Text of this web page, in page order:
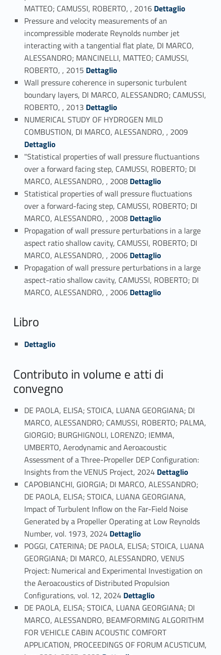
MATTEO; CAMUSSI, ROBERTO, , 2016 Link identifier #identifier_person_50045-19
Dettaglio
Pressure and velocity measurements of an
incompressible moderate Reynolds number jet
interacting with a tangential flat plate, DI MARCO,
ALESSANDRO; MANCINELLI, MATTEO; CAMUSSI,
ROBERTO, , 2015 Link identifier #identifier_person_79679-20
Dettaglio
Wall pressure coherence in supersonic turbulent
boundary layers, DI MARCO, ALESSANDRO; CAMUSSI,
ROBERTO, , 2013 Link identifier #identifier_person_86682-21
Dettaglio
NUMERICAL STUDY OF HYDROGEN MILD
COMBUSTION, DI MARCO, ALESSANDRO, , 2009
Dettaglio
"Statistical properties of wall pressure fluctuantions
over a forward facing step, CAMUSSI, ROBERTO; DI
MARCO, ALESSANDRO, , 2008 Link identifier #identifier_person_39856-23
Dettaglio
Statistical properties of wall pressure fluctuations
over a forward-facing step, CAMUSSI, ROBERTO; DI
MARCO, ALESSANDRO, , 2008 Link identifier #identifier_person_113096-24
Dettaglio
Propagation of wall pressure perturbations in a large
aspect ratio shallow cavity, CAMUSSI, ROBERTO; DI
MARCO, ALESSANDRO, , 2006 Link identifier #identifier_person_117483-25
Dettaglio
Propagation of wall pressure perturbations in a large
aspect-ratio shallow cavity, CAMUSSI, ROBERTO; DI
MARCO, ALESSANDRO, , 2006 Link identifier #identifier_person_87085-26
Dettaglio
Libro
Link identifier #identifier_person_42394-27
Dettaglio
Contributo in volume e atti di
convegno
DE PAOLA, ELISA; STOICA, LUANA GEORGIANA; DI
MARCO, ALESSANDRO; CAMUSSI, ROBERTO; PALMA,
GIORGIO; BURGHIGNOLI, LORENZO; IEMMA,
UMBERTO, Aerodynamic and Aeroacoustic
Assessment of a Three-Propeller DEP Configuration:
Insights from the VENUS Project, 2024 Link identifier #identifier_person_147459-28
Dettaglio
CAPOBIANCHI, GIORGIA; DI MARCO, ALESSANDRO;
DE PAOLA, ELISA; STOICA, LUANA GEORGIANA,
Impact of Turbulent Inflow on the Far-Field Noise
Generated by a Propeller Operating at Low Reynolds
Number, vol. 1973, 2024 Link identifier #identifier_person_28214-29
Dettaglio
POGGI, CATERINA; DE PAOLA, ELISA; STOICA, LUANA
GEORGIANA; DI MARCO, ALESSANDRO, VENUS
Project: Numerical and Experimental Investigation on
the Aeroacoustics of Distributed Propulsion
Configurations, vol. 12, 2024 Link identifier #identifier_person_5417-30
Dettaglio
DE PAOLA, ELISA; STOICA, LUANA GEORGIANA; DI
MARCO, ALESSANDRO, BEAMFORMING ALGORITHM
FOR VEHICLE CABIN ACOUSTIC COMFORT
APPLICATION, PROCEEDINGS OF FORUM ACUSTICUM,